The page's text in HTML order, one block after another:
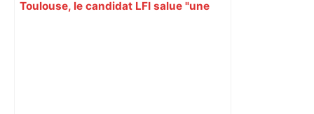
Toulouse, le candidat LFI salue "une